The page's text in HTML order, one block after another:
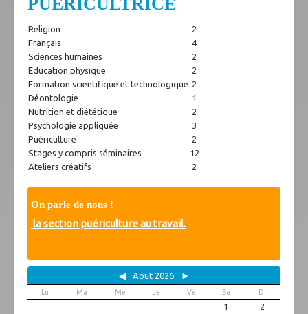
On parle de nous
Vidéos
Photos
Archives
Spécificités
Projet citoyen
Partenaires
Association des parents
Anciens
Liens utiles
Religion
2
Français
4
Sciences humaines
2
Education physique
2
Formation scientifique et technologique 2
Déontologie
1
Nutrition et diététique
2
Psychologie appliquée
3
Puériculture
2
Stages y compris séminaires
12
Ateliers créatifs
2
On parle de nous !
la section puériculture au travail.
◀ Aout 2026 ►
Lu Ma Me Je Ve Sa Di
1
2